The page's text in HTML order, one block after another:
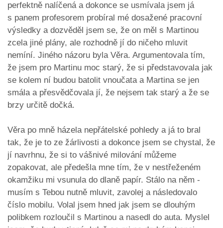
perfektně nalíčená a dokonce se usmívala jsem já
s panem profesorem probíral mé dosažené pracovní
výsledky a dozvěděl jsem se, že on měl s Martinou
zcela jiné plány, ale rozhodně jí do ničeho mluvit
nemíní. Jiného názoru byla Věra. Argumentovala tím,
že jsem pro Martinu moc starý, že si představovala jak
se kolem ní budou batolit vnoučata a Martina se jen
smála a přesvědčovala jí, že nejsem tak starý a že se
brzy určitě dočká.
Věra po mně házela nepřátelské pohledy a já to bral
tak, že je to ze žárlivosti a dokonce jsem se chystal, že
jí navrhnu, že si to vášnivé milování můžeme
zopakovat, ale předešla mne tím, že v nestřeženém
okamžiku mi vsunula do dlaně papír. Stálo na něm -
musím s Tebou nutně mluvit, zavolej a následovalo
číslo mobilu. Volal jsem hned jak jsem se dlouhým
polibkem rozloučil s Martinou a nasedl do auta. Myslel